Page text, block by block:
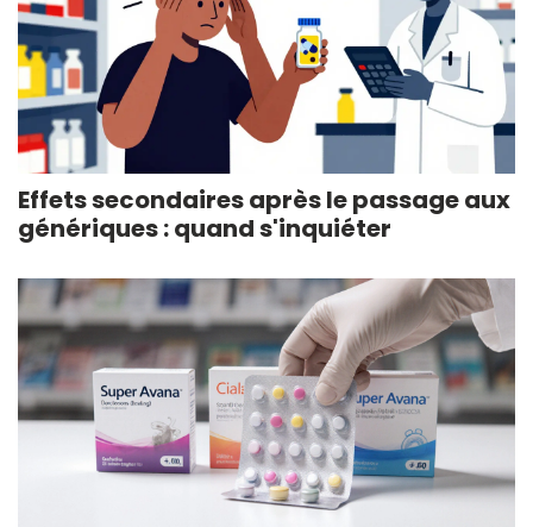
Effets secondaires après le passage aux
génériques : quand s'inquiéter